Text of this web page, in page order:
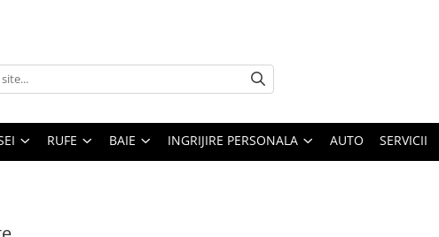
RUFE BAIE INGRIJIRE PERSONALA AUTO SERVICII